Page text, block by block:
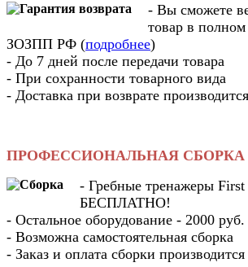
- Вы cможете
товар в полном
ЗОЗПП РФ (подробнее)
- До 7 дней после передачи товара
- При сохранности товарного вида
- Доставка при возврате
ПРОФЕССИОНАЛЬНАЯ СБОРКА
- Гребные тренажеры First
БЕСПЛАТНО!
- Остальное оборудование - 2000 руб.
- Возможна самостоятельная сборка
- Заказ и оплата сборки